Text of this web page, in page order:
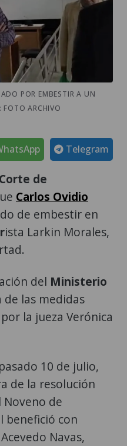
POR EMBESTIR A UN
ARCHIVO
Telegram
de
Carlos Ovidio
de embestir en
ista Larkin Morales,
del Ministerio
de las medidas
la jueza Verónica
10 de julio,
de la resolución
de
benefició con
Navas,